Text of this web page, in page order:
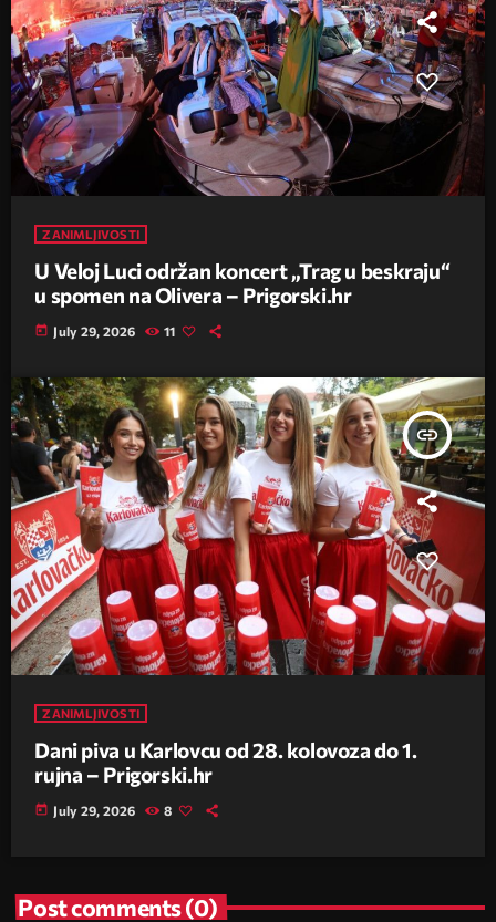
ZANIMLJIVOSTI
U Veloj Luci održan koncert „Trag u beskraju“
u spomen na Olivera – Prigorski.hr
today July 29, 2026 11
insert_link
ZANIMLJIVOSTI
Dani piva u Karlovcu od 28. kolovoza do 1.
rujna – Prigorski.hr
today July 29, 2026 8
Post comments (0)